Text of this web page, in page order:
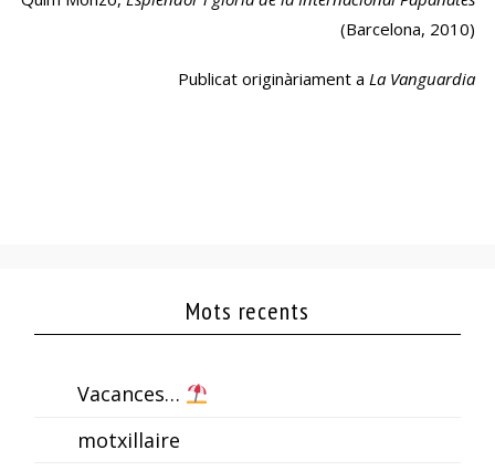
(Barcelona, 2010)
Publicat originàriament aLa Vanguardia
Mots recents
Vacances…
motxillaire